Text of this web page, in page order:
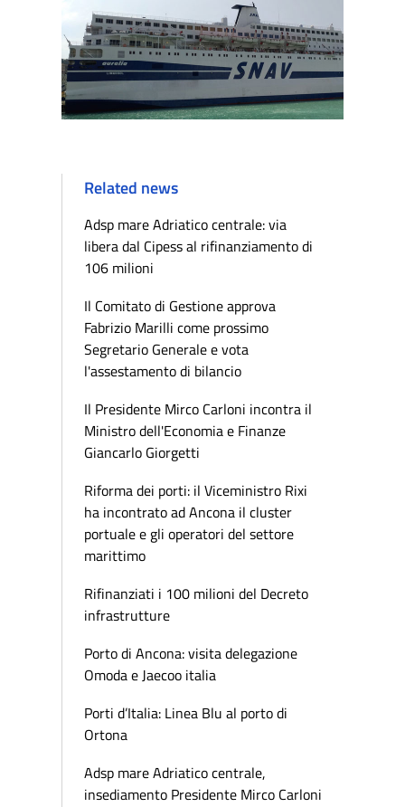
Related news
Adsp mare Adriatico centrale: via
libera dal Cipess al rifinanziamento di
106 milioni
Il Comitato di Gestione approva
Fabrizio Marilli come prossimo
Segretario Generale e vota
l'assestamento di bilancio
Il Presidente Mirco Carloni incontra il
Ministro dell'Economia e Finanze
Giancarlo Giorgetti
Riforma dei porti: il Viceministro Rixi
ha incontrato ad Ancona il cluster
portuale e gli operatori del settore
marittimo
Rifinanziati i 100 milioni del Decreto
infrastrutture
Porto di Ancona: visita delegazione
Omoda e Jaecoo italia
Porti d’Italia: Linea Blu al porto di
Ortona
Adsp mare Adriatico centrale,
insediamento Presidente Mirco Carloni